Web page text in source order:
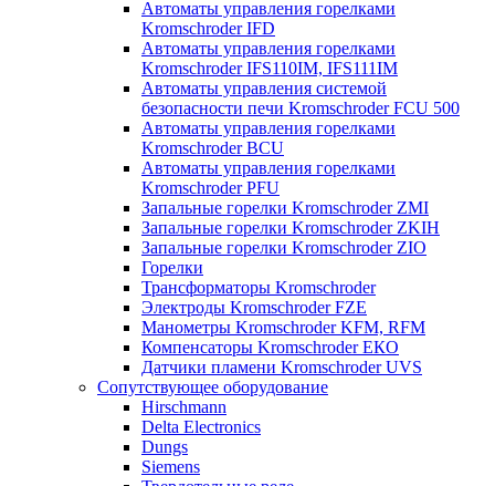
Автоматы управления горелками
Kromschroder IFD
Автоматы управления горелками
Kromschroder IFS110IM, IFS111IM
Автоматы управления системой
безопасности печи Kromschroder FCU 500
Автоматы управления горелками
Kromschroder BCU
Автоматы управления горелками
Kromschroder PFU
Запальные горелки Kromschroder ZМI
Запальные горелки Kromschroder ZKIH
Запальные горелки Kromschroder ZIO
Горелки
Трансформаторы Kromschroder
Электроды Kromschroder FZE
Манометры Kromschroder KFM, RFM
Компенсаторы Kromschroder ЕКО
Датчики пламени Kromschroder UVS
Сопутствующее оборудование
Hirschmann
Delta Electronics
Dungs
Siemens